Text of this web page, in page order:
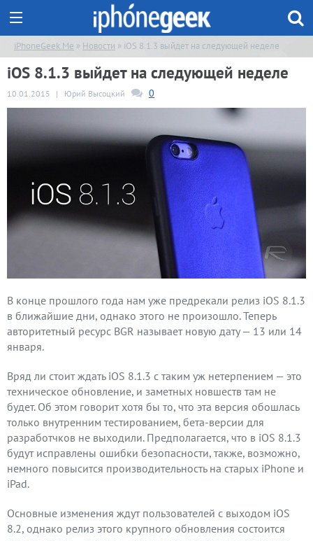
iPhoneGeek.Me » Новости » iOS 8.1.3 выйдет на следующей неделе
iOS 8.1.3 выйдет на следующей неделе
10.01.2015 | Юрий Высоцкий 0
В конце прошлого года нам уже предрекали релиз iOS 8.1.3
в ближайшие дни, однако этого не произошло. Теперь
авторитетный ресурс BGR называет новую дату — 13 или 14
января.
Вряд ли стоит ждать iOS 8.1.3 с таким уж нетерпением — это
техническое обновление, и заметных новшеств там не
будет. Об этом говорит хотя бы то, что эта версия обошлась
только внутренним тестированием, бета-версии для
разработчков не выходили. Предполагается, что в iOS 8.1.3
будут исправлены ошибки безопасности, также, возможно,
немного повысится производительность на старых iPhone и
iPad.
Основные изменения ждут пользователей с выходом iOS
8.2, однако релиз этого крупного обновления состоится